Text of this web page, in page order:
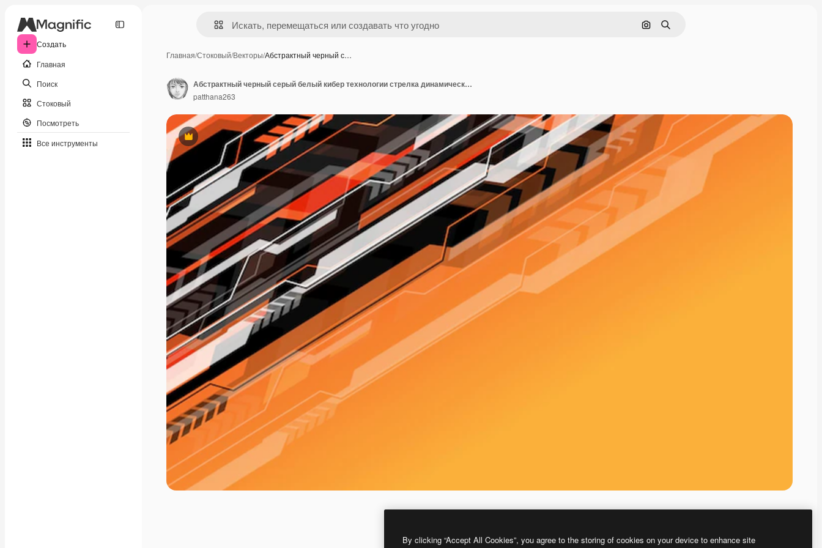
Создать
Главная
Поиск
Стоковый
Посмотреть
Все инструменты
Поиск по изображению
Поиск
Главная/Стоковый/Векторы/Абстрактный черный с…
Премиум
Абстрактный черный серый белый кибер технологии стрелка динамический оранжевый дизайн современный фон вектор
patthana263
By clicking “Accept All Cookies”, you agree to the storing of cookies on your device to enhance site